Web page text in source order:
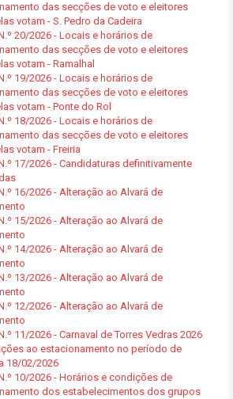
das secções de voto e eleitores
votam - S. Pedro da Cadeira
20/2026 - Locais e horários de
das secções de voto e eleitores
votam - Ramalhal
19/2026 - Locais e horários de
das secções de voto e eleitores
votam - Ponte do Rol
18/2026 - Locais e horários de
das secções de voto e eleitores
votam - Freiria
17/2026 - Candidaturas definitivamente
16/2026 - Alteração ao Alvará de
15/2026 - Alteração ao Alvará de
14/2026 - Alteração ao Alvará de
13/2026 - Alteração ao Alvará de
12/2026 - Alteração ao Alvará de
11/2026 - Carnaval de Torres Vedras 2026
ao estacionamento no período de
18/02/2026
10/2026 - Horários e condições de
dos estabelecimentos dos grupos